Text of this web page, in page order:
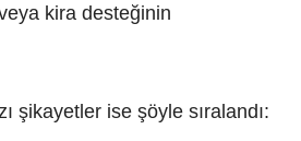
kira desteğinin
şikayetler ise şöyle sıralandı: